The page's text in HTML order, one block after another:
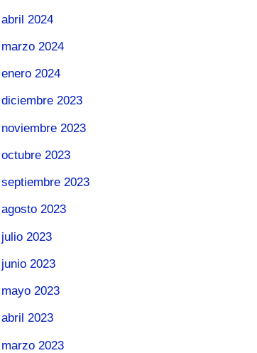
abril 2024
marzo 2024
enero 2024
diciembre 2023
noviembre 2023
octubre 2023
septiembre 2023
agosto 2023
julio 2023
junio 2023
mayo 2023
abril 2023
marzo 2023